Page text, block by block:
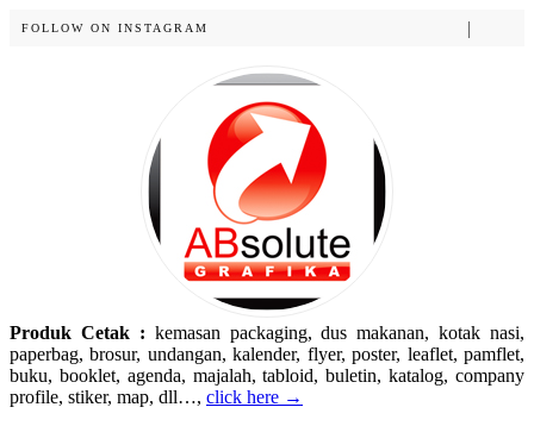
FOLLOW ON INSTAGRAM
Produk Cetak : kemasan packaging, dus makanan, kotak nasi,
paperbag, brosur, undangan, kalender, flyer, poster, leaflet, pamflet,
buku, booklet, agenda, majalah, tabloid, buletin, katalog, company
profile, stiker, map, dll…, click here →